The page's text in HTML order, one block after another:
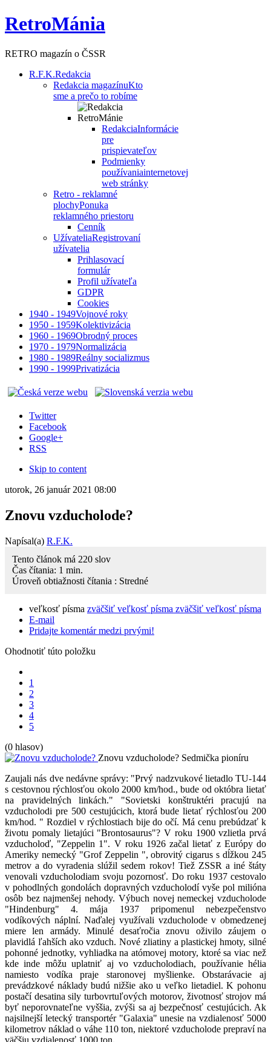
RetroMánia
RETRO magazín o ČSSR
R.F.K.Redakcia
Redakcia magazínuKto
sme a prečo to robíme
RedakciaInformácie
pre
prispievateľov
Podmienky
používaniainternetovej
web stránky
Retro - reklamné
plochyPonuka
reklamného priestoru
Cenník
UžívateliaRegistrovaní
užívatelia
Prihlasovací
formulár
Profil užívateľa
GDPR
Cookies
1940 - 1949Vojnové roky
1950 - 1959Kolektivizácia
1960 - 1969Obrodný proces
1970 - 1979Normalizácia
1980 - 1989Reálny socializmus
1990 - 1999Privatizácia
Twitter
Facebook
Google+
RSS
Skip to content
utorok, 26 január 2021 08:00
Znovu vzducholode?
Napísal(a) R.F.K.
Tento článok má 220 slov
Čas čítania: 1 min.
Úroveň obtiažnosti čítania : Stredné
veľkosť písma zväčšiť veľkosť písma zväčšiť veľkosť písma
E-mail
Pridajte komentár medzi prvými!
Ohodnotiť túto položku
1
2
3
4
5
(0 hlasov)
Znovu vzducholode? Sedmička pioníru
Zaujali nás dve nedávne správy: "Prvý nadzvukové lietadlo TU-144
s cestovnou rýchlosťou okolo 2000 km/hod., bude od októbra lietať
na pravidelných linkách." "Sovietski konštruktéri pracujú na
vzducholodi pre 500 cestujúcich, ktorá bude lietať rýchlosťou 200
km/hod. " Rozdiel v rýchlostiach bije do očí. Má cenu prebúdzať k
životu pomaly lietajúci "Brontosaurus"? V roku 1900 vzlietla prvá
vzducholoď, "Zeppelin 1". V roku 1926 začal lietať z Európy do
Ameriky nemecký "Grof Zeppelin ", obrovitý cigarus s dĺžkou 245
metrov a do vyradenia slúžil sedem rokov! Tiež ZSSR a iné štáty
venovali vzducholodiam svoju pozornosť. Do roku 1937 cestovalo
v pohodlných gondolách dopravných vzducholodí vyše pol milióna
osôb bez najmenšej nehody. Výbuch novej nemeckej vzducholode
"Hindenburg" 4. mája 1937 pripomenul nebezpečenstvo
vodíkových náplní. Naďalej využívali vzducholode v obmedzenej
miere len armády. Minulé desaťročia znovu oživilo záujem o
plavidlá ľahších ako vzduch. Nové zliatiny a plastickej hmoty, silné
pohonné jednotky, vyhliadka na atómovej motory, ktoré sa viac než
kde inde môžu uplatniť aj vo vzducholodiach, používanie hélia
namiesto vodíka praje staronovej myšlienke. Obstarávacie aj
prevádzkové náklady budú nižšie ako u veľko lietadiel. K pohonu
postačí desatina sily turbovrtuľových motorov, životnosť strojov má
byť neporovnateľne vyššia, zvýši sa aj bezpečnosť cestujúcich. Ak
najsilnejší letecký transportér "Galaxia" unesie na vzdialenosť 5000
kilometrov náklad o váhe 110 ton, niektoré vzducholode prepraví na
väčšiu vzdialenosť 1000 ton.